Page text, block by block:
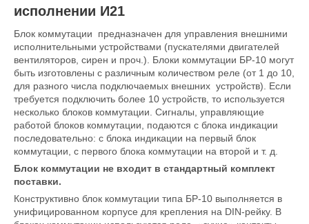
исполнении И21
Блок коммутации предназначен для управления внешними
исполнительными устройствами (пускателями двигателей
вентиляторов, сирен и проч.). Блоки коммутации БР-10 могут
быть изготовлены с различным количеством реле (от 1 до 10,
для разного числа подключаемых внешних устройств). Если
требуется подключить более 10 устройств, то используется
несколько блоков коммутации. Сигналы, управляющие
работой блоков коммутации, подаются с блока индикации
последовательно: с блока индикации на первый блок
коммутации, с первого блока коммутации на второй и т. д.
Блок коммутации не входит в стандартный комплект
поставки.
Конструктивно блок коммутации типа БР-10 выполняется в
унифицированном корпусе для крепления на DIN-рейку. В